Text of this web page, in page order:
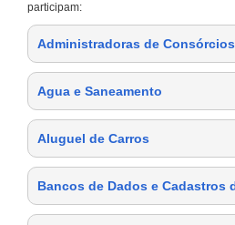
participam:
Administradoras de Consórcios
Agua e Saneamento
Aluguel de Carros
Bancos de Dados e Cadastros